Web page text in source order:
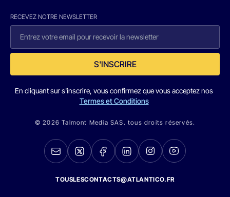
RECEVEZ NOTRE NEWSLETTER
S'INSCRIRE
En cliquant sur s'inscrire, vous confirmez que vous acceptez nos
Termes et Conditions
© 2026 Talmont Media SAS. tous droits réservés.
TOUSLESCONTACTS@ATLANTICO.FR